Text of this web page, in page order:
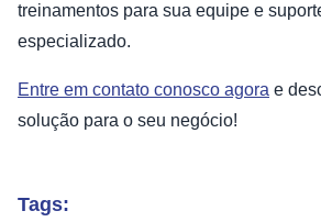
treinamentos para sua equipe e
especializado.
Entre em contato conosco agora e
solução para o seu negócio!
Tags: